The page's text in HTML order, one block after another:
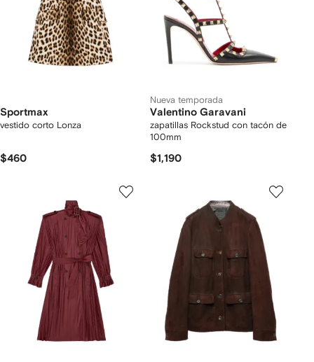
Sportmax
vestido corto Lonza
$460
Nueva temporada
Valentino Garavani
zapatillas Rockstud con tacón de
100mm
$1,190